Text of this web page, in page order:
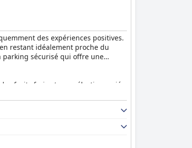
des expériences positives.
restant idéalement proche du
parking sécurisé qui offre une
fruits frais et une sélection variée
hôtels.
pittoresques sur la rivière. Bien que
des bouteilles d'eau gratuites et